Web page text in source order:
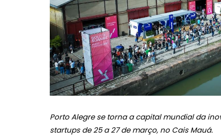
Porto Alegre se torna a capital mundial da
startups de 25 a 27 de março, no Cais Mauá.